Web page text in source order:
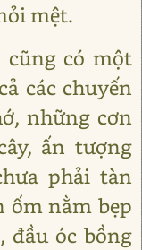
mệt.
cũng có một
các chuyến
những cơn
ấn tượng
phải tàn
ốm nằm bẹp
đầu óc bồng